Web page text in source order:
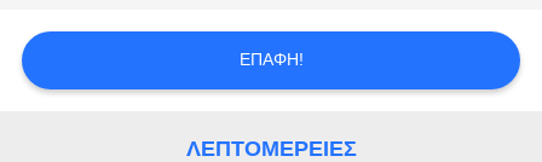
ΕΠΑΦΉ
ΜΕ
ΕΠΑΦΉ!
ΛΕΠΤΟΜΈΡΕΙΕΣ